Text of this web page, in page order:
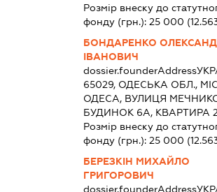
Розмір внеску до
фонду (грн.): 25 000
БОНДАРЕНКО
ІВАНОВИЧ
dossier.founderAddress
65029, ОДЕСЬКА ОБЛ.,
ОДЕСА, ВУЛИЦЯ
БУДИНОК 6А, КВАРТИРА
Розмір внеску до
фонду (грн.): 25 000
БЕРЕЗКІН МИХАЙЛО
ГРИГОРОВИЧ
dossier.founderAddress